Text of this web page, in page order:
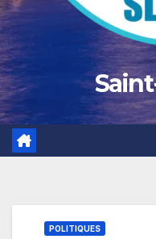
POLITIQUES